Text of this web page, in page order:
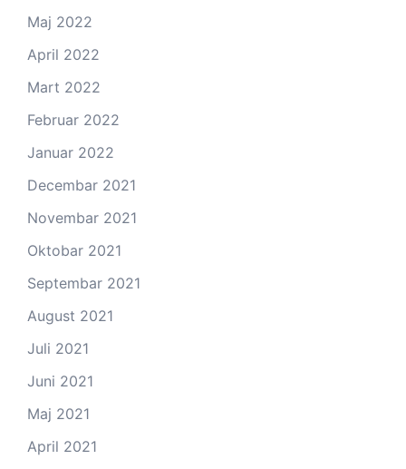
Maj 2022
April 2022
Mart 2022
Februar 2022
Januar 2022
Decembar 2021
Novembar 2021
Oktobar 2021
Septembar 2021
August 2021
Juli 2021
Juni 2021
Maj 2021
April 2021